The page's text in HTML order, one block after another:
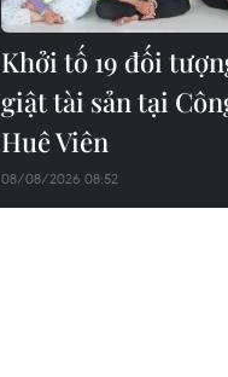
Khởi tố 19 đối
giật tài sản tại
Huê Viên
08/08/2026 08:52